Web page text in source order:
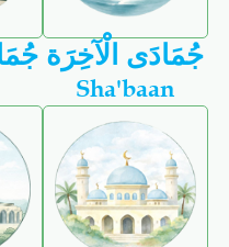
جُمَادَى الْآخِرَة
Sha'baan